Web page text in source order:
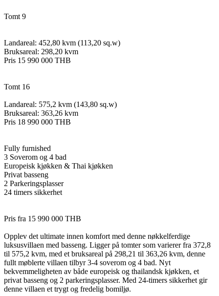
Tomt 9
Landareal: 452,80 kvm (113,20 sq.w)
Bruksareal: 298,20 kvm
Pris 15 990 000 THB
Tomt 16
Landareal: 575,2 kvm (143,80 sq.w)
Bruksareal: 363,26 kvm
Pris 18 990 000 THB
Fully furnished
3 Soverom og 4 bad
Europeisk kjøkken & Thai kjøkken
Privat basseng
2 Parkeringsplasser
24 timers sikkerhet
Pris fra 15 990 000 THB
Opplev det ultimate innen komfort med denne nøkkelferdige
luksusvillaen med basseng. Ligger på tomter som varierer fra 372,8
til 575,2 kvm, med et bruksareal på 298,21 til 363,26 kvm, denne
fullt møblerte villaen tilbyr 3-4 soverom og 4 bad. Nyt
bekvemmeligheten av både europeisk og thailandsk kjøkken, et
privat basseng og 2 parkeringsplasser. Med 24-timers sikkerhet gir
denne villaen et trygt og fredelig bomiljø.